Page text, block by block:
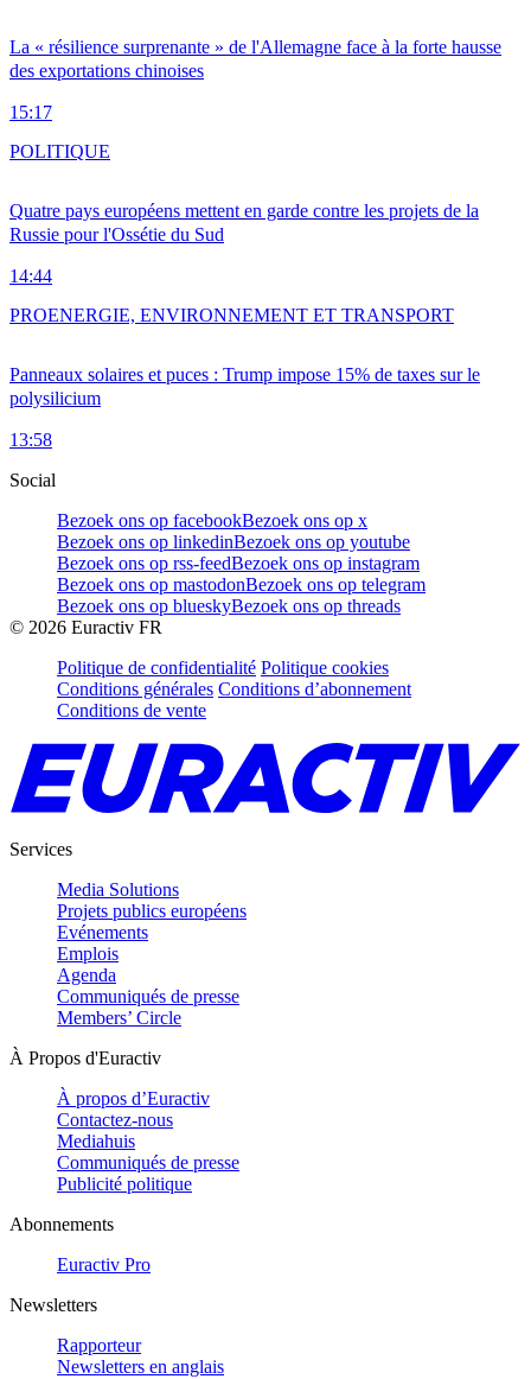
La « résilience surprenante » de l'Allemagne face à la forte hausse
des exportations chinoises
15:17
Quatre pays européens mettent en garde contre les projets de la
Russie pour l'Ossétie du Sud
14:44
POLITIQUE
Panneaux solaires et puces : Trump impose 15% de taxes sur le
polysilicium
13:58
PROENERGIE, ENVIRONNEMENT ET TRANSPORT
Social
Bezoek ons op facebookBezoek ons op x
Bezoek ons op linkedinBezoek ons op youtube
Bezoek ons op rss-feedBezoek ons op instagram
Bezoek ons op mastodonBezoek ons op telegram
Bezoek ons op blueskyBezoek ons op threads
© 2026 Euractiv FR
Politique de confidentialité Politique cookies
Conditions générales Conditions d’abonnement
Conditions de vente
Services
Media Solutions
Projets publics européens
Evénements
Emplois
Agenda
Communiqués de presse
Members’ Circle
À Propos d'Euractiv
À propos d’Euractiv
Contactez-nous
Mediahuis
Communiqués de presse
Publicité politique
Abonnements
Euractiv Pro
Newsletters
Rapporteur
Newsletters en anglais